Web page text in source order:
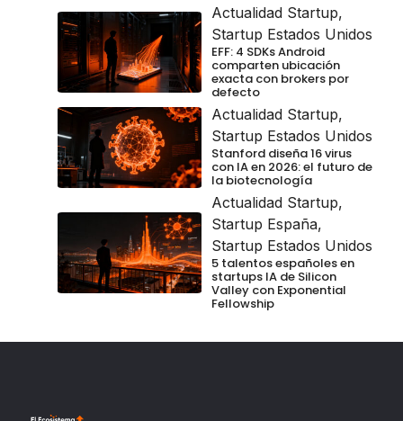
Actualidad Startup,
Startup Estados Unidos
EFF: 4 SDKs Android
comparten ubicación
exacta con brokers por
defecto
Actualidad Startup,
Startup Estados Unidos
Stanford diseña 16 virus
con IA en 2026: el futuro de
la biotecnología
Actualidad Startup,
Startup España,
Startup Estados Unidos
5 talentos españoles en
startups IA de Silicon
Valley con Exponential
Fellowship